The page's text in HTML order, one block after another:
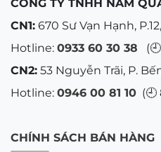
1.61 giúp giảm đáng
mang lại cảm giác
dụng.
thể sử dụng với các
bắt vít mà không lo
Người muốn tròng
CÔNG TY TNHH NAM
CN1: 670 Sư Vạn Hạnh,
Hotline: 0933 60 30 38
CN2: 53 Nguyễn Trãi, P.
Hotline: 0946 00 81 10 (🕘
CHÍNH SÁCH BÁN HÀNG